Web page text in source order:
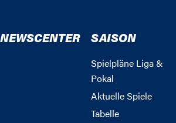
NEWSCENTER SAISON
Spielpläne Liga &
Pokal
Aktuelle Spiele
Tabelle